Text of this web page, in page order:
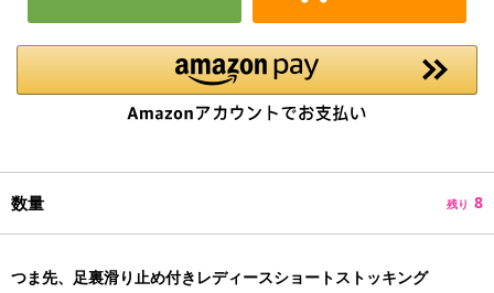
数量 残り 8
つま先、足裏滑り止め付きレディースショートストッキング